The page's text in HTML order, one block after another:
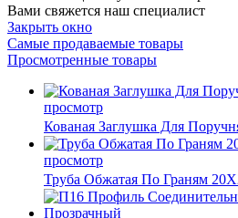
Вами свяжется наш специалист
Закрыть окно
Самые продаваемые товары
Просмотренные товары
просмотр
Кованая Заглушка Для
просмотр
Труба Обжатая По Граням